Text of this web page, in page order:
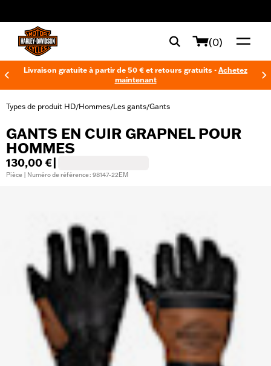
(0)
Livraison gratuite à partir de 50 € et retours gratuits - Achetez
maintenant
Types de produit HD/Hommes/Les gants/Gants
GANTS EN CUIR GRAPNEL POUR
HOMMES
130,00 €
Pièce | Numéro de référence : 98147-22EM